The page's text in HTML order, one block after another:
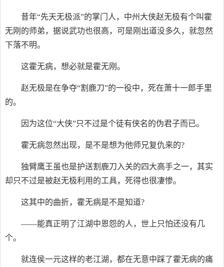
昔年“先天无极派”的掌门人，中州大侠赵无极有个叫霍
无刚的师弟，据说武功也很高，可是刚出道没多久，就忽然
下落不明。
这霍无病，想必就是霍无刚。
赵无极是在争夺“割鹿刀”的一役中，死在萧十一郎手里
的。
因为这位“大侠”只不过是个徒有侠名的伪君子而已。
霍无病忽然出现，是不是想为他师兄复仇来的?
独臂鹰王虽也是护送割鹿刀入关的四大高手之一，其实
却只不过是被赵无极利用的工具，死得也很凄惨。
这其中的曲折，霍无病是不是知道?
——能真正明了江湖中恩怨的人，世上只怕还没有几
个。
就连侯一元这样的老江湖，都在无意中踩了霍无病的痛